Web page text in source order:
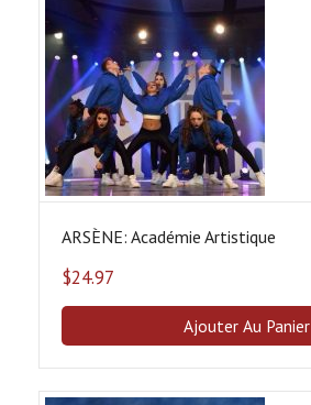
ARSÈNE: Académie Artistique
$24.97
Ajouter Au Panier